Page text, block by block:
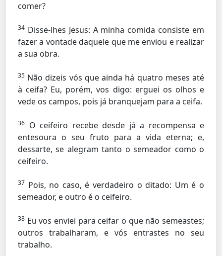
comer?
34 Disse-lhes Jesus: A minha comida consiste em
fazer a vontade daquele que me enviou e realizar
a sua obra.
35 Não dizeis vós que ainda há quatro meses até
à ceifa? Eu, porém, vos digo: erguei os olhos e
vede os campos, pois já branquejam para a ceifa.
36 O ceifeiro recebe desde já a recompensa e
entesoura o seu fruto para a vida eterna; e,
dessarte, se alegram tanto o semeador como o
ceifeiro.
37 Pois, no caso, é verdadeiro o ditado: Um é o
semeador, e outro é o ceifeiro.
38 Eu vos enviei para ceifar o que não semeastes;
outros trabalharam, e vós entrastes no seu
trabalho.